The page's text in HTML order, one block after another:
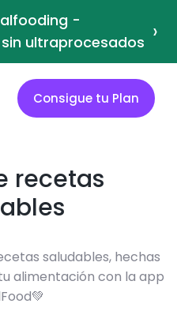
-
ultraprocesados ›
Consigue tu Plan
recetas
saludables, hechas
alimentación con la app